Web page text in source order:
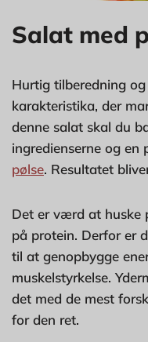
Salat med
Hurtig tilberedning
karakteristika, der
denne salat skal du
ingredienserne og en
pølse. Resultatet
Det er værd at huske
på protein. Derfor er
til at genopbygge
muskelstyrkelse.
det med de mest
for den ret.